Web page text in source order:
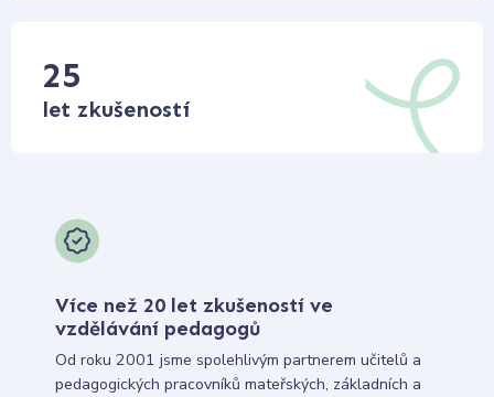
25
let zkušeností
Více než 20 let zkušeností ve
vzdělávání pedagogů
Od roku 2001 jsme spolehlivým partnerem učitelů a
pedagogických pracovníků mateřských, základních a